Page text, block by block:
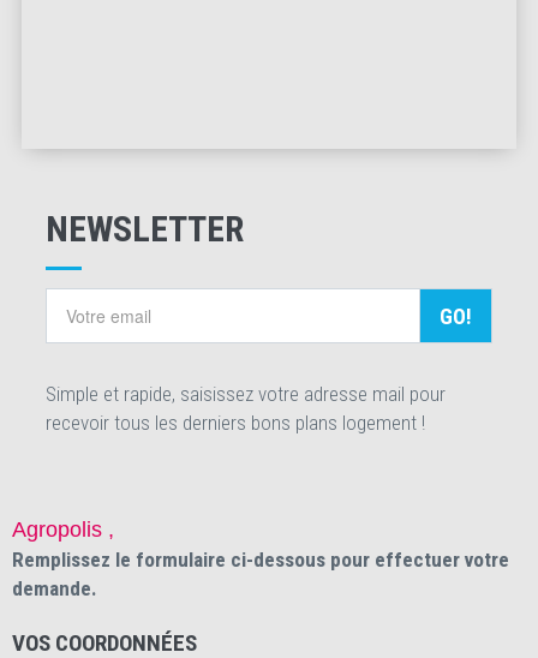
NEWSLETTER
GO!
Simple et rapide, saisissez votre adresse mail pour
recevoir tous les derniers bons plans logement !
Agropolis ,
Remplissez le formulaire ci-dessous pour effectuer votre
demande.
VOS COORDONNÉES